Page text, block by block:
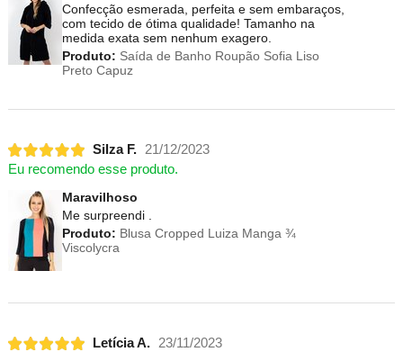
Confecção esmerada, perfeita e sem embaraços,
com tecido de ótima qualidade! Tamanho na
medida exata sem nenhum exagero.
Produto: Saída de Banho Roupão Sofia Liso
Preto Capuz
Silza F. 21/12/2023
Eu recomendo esse produto.
Maravilhoso
Me surpreendi .
Produto: Blusa Cropped Luiza Manga ¾
Viscolycra
Letícia A. 23/11/2023